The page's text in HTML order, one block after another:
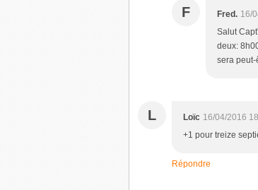
F Fred. 16/
Salut
deux:
sera peut-
L Loïc 16/04/2016
+1 pour treize
Répondre